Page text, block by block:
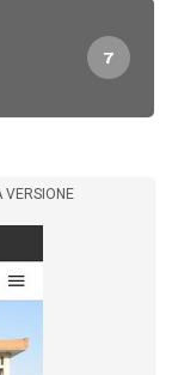
7
VERSIONE